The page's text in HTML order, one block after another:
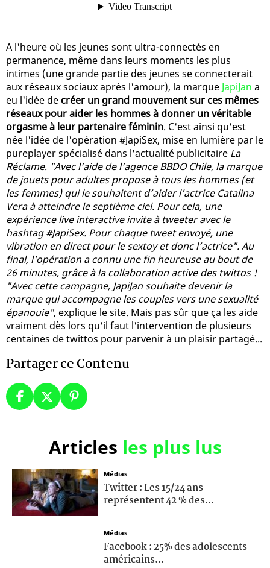
A l'heure où les jeunes sont ultra-connectés en
permanence, même dans leurs moments les plus
intimes (une grande partie des jeunes se connecterait
aux réseaux sociaux après l'amour), la marque JapiJan a
eu l'idée de créer un grand mouvement sur ces mêmes
réseaux pour aider les hommes à donner un véritable
orgasme à leur partenaire féminin. C'est ainsi qu'est
née l'idée de l'opération #JapiSex, mise en lumière par le
pureplayer spécialisé dans l'actualité publicitaire La
Réclame. "Avec l’aide de l’agence BBDO Chile, la marque
de jouets pour adultes propose à tous les hommes (et
les femmes) qui le souhaitent d’aider l’actrice Catalina
Vera à atteindre le septième ciel. Pour cela, une
expérience live interactive invite à tweeter avec le
hashtag #JapiSex. Pour chaque tweet envoyé, une
vibration en direct pour le sextoy et donc l’actrice". Au
final, l'opération a connu une fin heureuse au bout de
26 minutes, grâce à la collaboration active des twittos !
"Avec cette campagne, JapiJan souhaite devenir la
marque qui accompagne les couples vers une sexualité
épanouie", explique le site. Mais pas sûr que ça les aide
vraiment dès lors qu'il faut l'intervention de plusieurs
centaines de twittos pour parvenir à un plaisir partagé...
Partager ce Contenu
Articles les plus lus
Médias
Twitter : Les 15/24 ans
représentent 42 % des...
Médias
Facebook : 25% des adolescents
américains...